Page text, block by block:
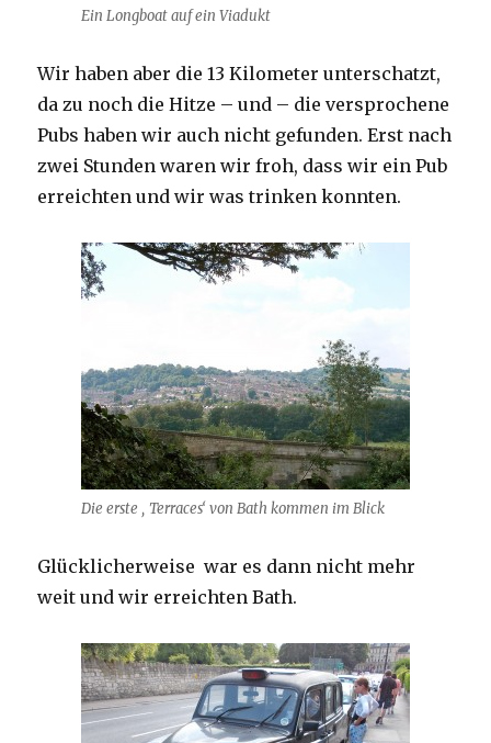
Ein Longboat auf ein Viadukt
Wir haben aber die 13 Kilometer unterschatzt,
da zu noch die Hitze – und – die versprochene
Pubs haben wir auch nicht gefunden. Erst nach
zwei Stunden waren wir froh, dass wir ein Pub
erreichten und wir was trinken konnten.
Die erste ‚ Terraces‘ von Bath kommen im Blick
Glücklicherweise war es dann nicht mehr
weit und wir erreichten Bath.